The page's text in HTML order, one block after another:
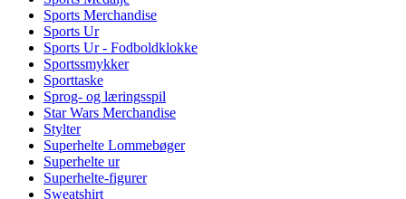
Sports Merchandise
Sports Ur
Sports Ur - Fodboldklokke
Sportssmykker
Sporttaske
Sprog- og læringsspil
Star Wars Merchandise
Stylter
Superhelte Lommebøger
Superhelte ur
Superhelte-figurer
Sweatshirt